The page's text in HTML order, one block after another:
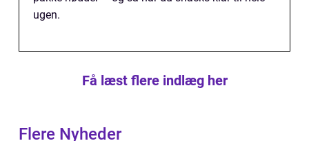
ugen.
Få læst flere indlæg her
Flere Nyheder